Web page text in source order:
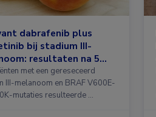
dabrafenib plus
bij stadium III-
resultaten na 5
met een gereseceerd
III-melanoom en BRAF V600E-
mutaties resulteerde …